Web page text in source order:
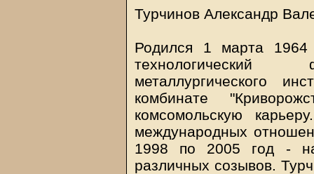
Турчинов Александр
Родился 1 марта 1964
технологический
металлургического
комбинате
комсомольскую
международных
1998 по 2005 год -
различных созывов.